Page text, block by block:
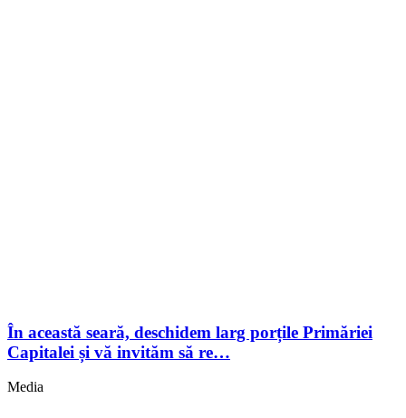
În această seară, deschidem larg porțile Primăriei
Capitalei și vă invităm să re…
Media